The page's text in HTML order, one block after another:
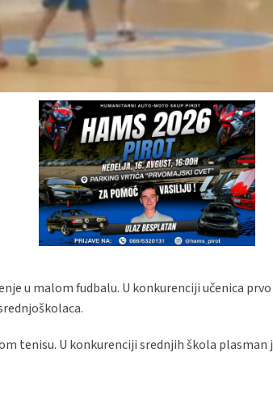
u malom fudbalu. U konkurenciji učenica
tenisu. U konkurenciji srednjih škola plasman